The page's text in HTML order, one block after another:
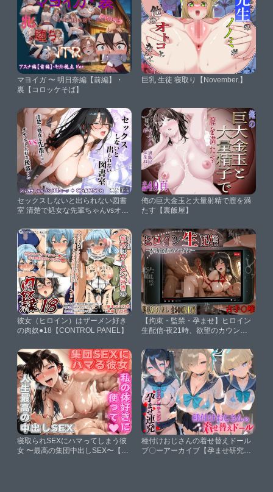
マヨイガ 〜 明日奈編【前編】・
裏【コロッケそば】
巨乳 生徒 寝取り【November.】
セックスしないと出られない図書
室 清楚で処女な先輩ちゃんvsオカ
俺の巨大金玉と大量射精で膣を満
たす【裏飯屋】
彼女（ヒロイン）はザーメン好き
の肉奴●18【CONTROL PANEL】
【拘束・監禁・孕ませ】ヒロイン
生配信-夜21時、欲望のカウント
ラティエ】
寝取られSEXにハマってしまう彼
女 〜最高の集団中出しSEX〜【背
種付けおじさんの着せ替えドール
ブ〇ーアーカイブ【孕ませ研究